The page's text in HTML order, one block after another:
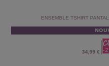
ENSEMBLE TSHIRT
34,99 €